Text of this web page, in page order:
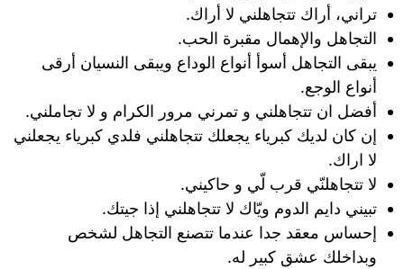
تراني، أراك تتجاهلني لا أراك.
التجاهل والإهمال مقبرة الحب.
يبقى التجاهل أسوأ أنواع الوداع ويبقى النسيان أرقى
أنواع الوجع.
أفضل ان تتجاهلني و تمرني مرور الكرام و لا تجاملني.
إن كان لديك كبرياء يجعلك تتجاهلني فلدي كبرياء يجعلني
لا اراك.
لا تتجاهلنّي قرب لّي و حاكيني.
تبيني دايم الدوم ويّاك لا تتجاهلني إذا جيتك.
إحساس معقد جدا عندما تتصنع التجاهل لشخص
وبداخلك عشق كبير له.